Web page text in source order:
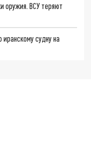
оружия. ВСУ теряют
судну на